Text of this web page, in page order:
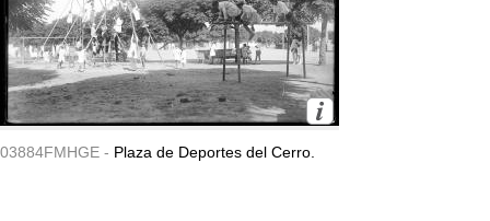
03884FMHGE - Plaza de Deportes del Cerro.